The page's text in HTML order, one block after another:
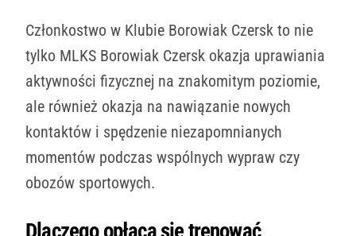
Członkostwo w Klubie Borowiak Czersk to nie
tylko MLKS Borowiak Czersk okazja uprawiania
aktywności fizycznej na znakomitym poziomie,
ale również okazja na nawiązanie nowych
kontaktów i spędzenie niezapomnianych
momentów podczas wspólnych wypraw czy
obozów sportowych.
Dlaczego opłaca się trenować